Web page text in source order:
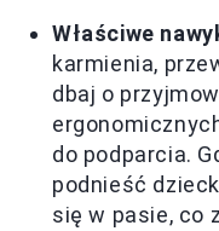
Właściwe
karmienia,
dbaj o
do podparcia.
podnieść
się w pasie, co